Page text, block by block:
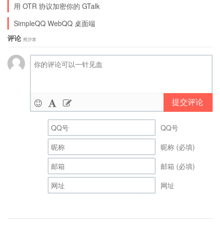
用 OTR 协议加密你的 GTalk
SimpleQQ WebQQ 桌面端
评论 抢沙发
提交评论
QQ号
昵称 (必填)
邮箱 (必填)
网址